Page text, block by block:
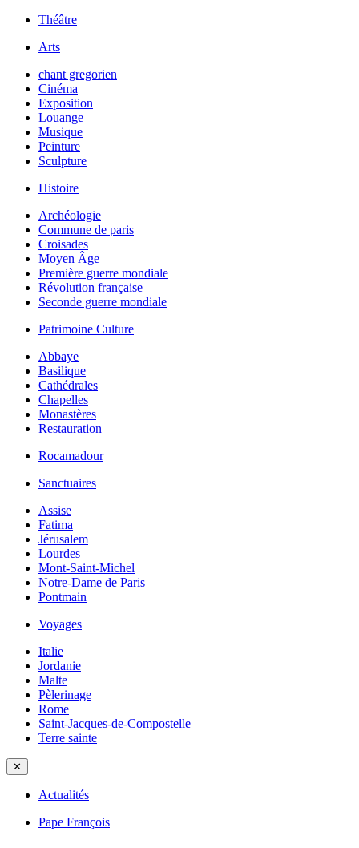
Théâtre
Arts
chant gregorien
Cinéma
Exposition
Louange
Musique
Peinture
Sculpture
Histoire
Archéologie
Commune de paris
Croisades
Moyen Âge
Première guerre mondiale
Révolution française
Seconde guerre mondiale
Patrimoine Culture
Abbaye
Basilique
Cathédrales
Chapelles
Monastères
Restauration
Rocamadour
Sanctuaires
Assise
Fatima
Jérusalem
Lourdes
Mont-Saint-Michel
Notre-Dame de Paris
Pontmain
Voyages
Italie
Jordanie
Malte
Pèlerinage
Rome
Saint-Jacques-de-Compostelle
Terre sainte
✕
Actualités
Pape François